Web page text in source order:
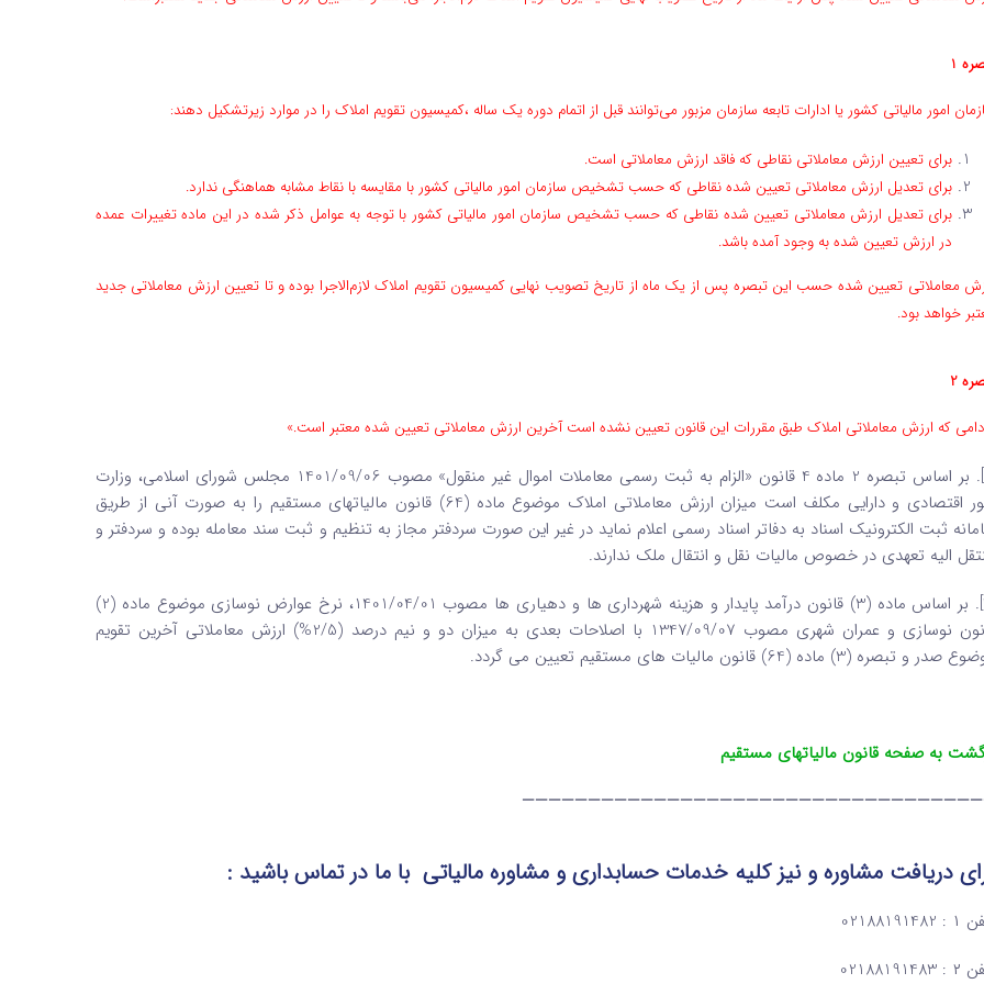
1
امور مالیاتی کشور یا ادارات تابعه سازمان مزبور می‌توانند قبل از اتمام دوره یک ساله ،کمیسیون تقویم املاک را در موارد زیر‌تشکیل دهند:
برای تعیین ارزش معاملاتی نقاطی که فاقد ارزش معاملاتی است.
برای تعدیل ارزش معاملاتی تعیین شده نقاطی که حسب تشخیص سازمان امور مالیاتی کشور با مقایسه با نقاط مشابه هماهنگی ندارد.
برای تعدیل ارزش معاملاتی تعیین شده نقاطی که حسب تشخیص سازمان امور مالیاتی کشور با توجه به عوامل ذکر شده در این ماده ‌تغییرات عمده
در ارزش تعیین شده به وجود آمده باشد.
معاملاتی تعیین شده حسب این تبصره پس از یک ماه از تاریخ تصویب نهایی کمیسیون تقویم املاک لازم‌الاجرا بوده و تا تعیین ارزش معاملاتی‌ جدید
خواهد بود.
2
که ارزش معاملاتی املاک طبق مقررات این قانون تعیین نشده است آخرین ارزش معاملاتی تعیین شده معتبر است.»
[2]. بر اساس تبصره 2 ماده 4 قانون «الزام به ثبت رسمی معاملات اموال غیر منقول» مصوب 1401/09/06 مجلس شورای اسلامی، وزارت
امور اقتصادی و دارایی مکلف است میزان ارزش معاملاتی املاک موضوع ماده (64) قانون مالیاتهای مستقیم را به صورت آنی از طریق
ثبت الکترونیک اسناد به دفاتر اسناد رسمی اعلام نماید در غیر این صورت سردفتر مجاز به تنظیم و ثبت سند معامله بوده و سردفتر و
الیه تعهدی در خصوص مالیات نقل و انتقال ملک ندارند.
[3]. بر اساس ماده (3) قانون درآمد پایدار و هزینه شهرداری ها و دهیاری ها مصوب 1401/04/01، نرخ عوارض نوسازی موضوع ماده (2)
قانون نوسازی و عمران شهری مصوب 1347/09/07 با اصلاحات بعدی به میزان دو و نیم درصد (2/5%) ارزش معاملاتی آخرین تقویم
و تبصره (3) ماده (64) قانون مالیات های مستقیم تعیین می گردد.
به صفحه قانون مالیاتهای مستقیم
دریافت مشاوره و نیز کلیه خدمات حسابداری و مشاوره مالیاتیبا ما در تماسباشید :